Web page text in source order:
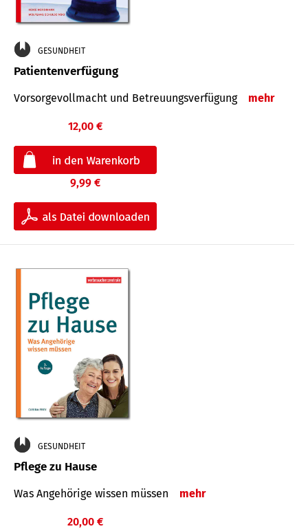
GESUNDHEIT
Patientenverfügung
Vorsorgevollmacht und Betreuungsverfügung mehr
12,00 €
9,99 €
GESUNDHEIT
Pflege zu Hause
Was Angehörige wissen müssen mehr
20,00 €